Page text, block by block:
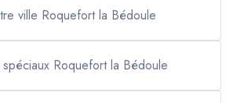
ville Roquefort la Bédoule
Roquefort la Bédoule